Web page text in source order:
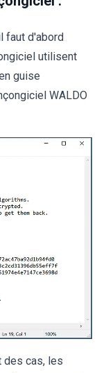
faut d'abord
utilisent
guise
WALDO
des cas, les